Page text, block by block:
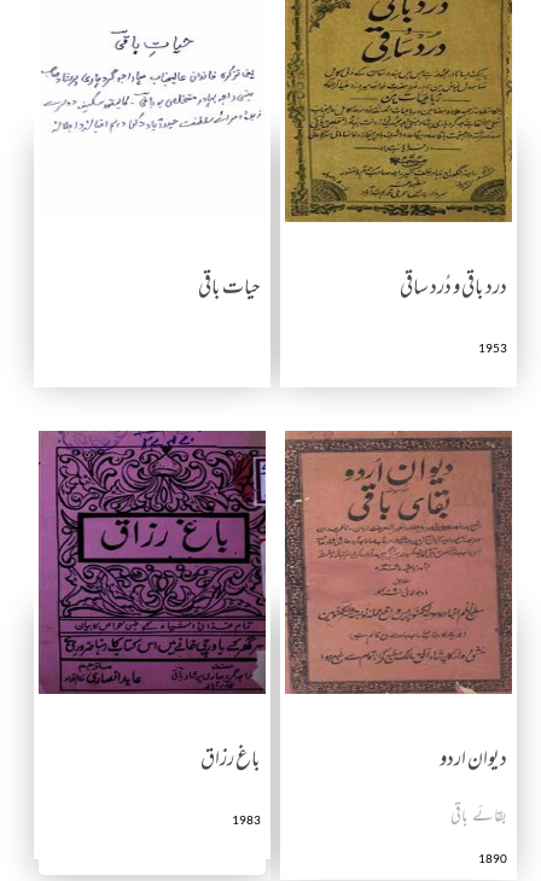
درد باقی و دُرد ساقی
1953
حیات باقی
دیوان اردو
بقائے باقی
1890
باغ رزاق
1983